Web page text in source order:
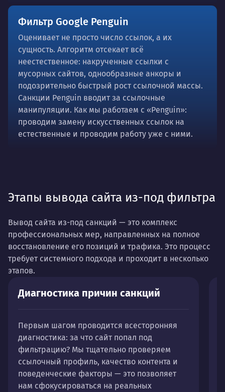
Фильтр Google Penguin
Оценивает не просто число ссылок, а их
сущность. Алгоритм отсекает всё
неестественное: накрученные ссылки с
мусорных сайтов, однообразные анкоры и
подозрительно быстрый рост ссылочной массы.
Санкции Penguin вводит за ссылочные
манипуляции. Как мы работаем с «Penguin»:
проводим замену искусственных ссылок на
естественные и проводим работу уже с ними.
Этапы вывода сайта из-под фильтра
Вывод сайта из-под санкций — это комплекс
профессиональных мер, направленных на полное
восстановление его позиций и трафика. Это процесс
требует системного подхода и проходит в несколько
этапов.
Диагностика причин санкций
Первым шагом проводится всесторонняя
диагностика: за что сайт попал под
фильтрацию? Мы тщательно проверяем
ссылочный профиль, качество контента и
поведенческие факторы — это позволяет
нам сфокусироваться на реальных